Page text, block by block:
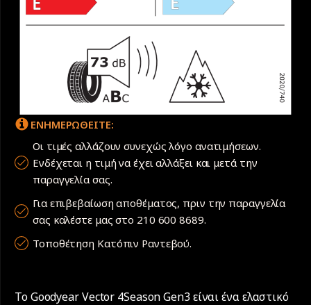
ΕΝΗΜΕΡΩΘΕΙΤΕ:
Οι τιμές αλλάζουν συνεχώς λόγο ανατιμήσεων.
Ενδέχεται η τιμή να έχει αλλάξει και μετά την
παραγγελία σας.
Για επιβεβαίωση αποθέματος, πριν την παραγγελία
σας καλέστε μας στο 210 600 8689.
Τοποθέτηση Κατόπιν Ραντεβού.
Το Goodyear Vector 4Season Gen3 είναι ένα ελαστικό